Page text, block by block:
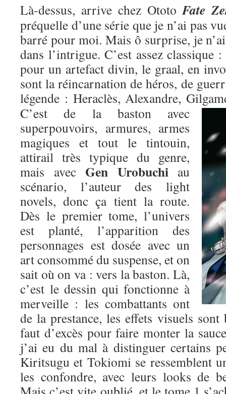
Là-dessus, arrive chez OtotoFate
préquelle d’une série que je n’ai pas
barré pour moi. Mais ô surprise, je
dans l’intrigue. C’est assez classique
pour un artefact divin, le graal, en
sont la réincarnation de héros, de
légende : Heraclès, Alexandre,
C’est de la baston avec
superpouvoirs, armures, armes
magiques et tout le tintouin,
attirail très typique du genre,
mais avec Gen Urobuchiau
scénario, l’auteur des light
novels, donc ça tient la route.
Dès le premier tome, l’univers
est planté, l’apparition des
personnages est dosée avec un
art consommé du suspense, et on
sait où on va : vers la baston. Là,
c’est le dessin qui fonctionne à
merveille : les combattants ont
de la prestance, les effets visuels sont
faut d’excès pour faire monter la
j’ai eu du mal à distinguer certains
Kiritsugu et Tokiomi se ressemblent
les confondre, avec leurs looks de